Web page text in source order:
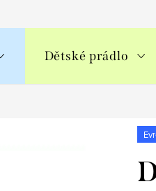
Dětské prádlo